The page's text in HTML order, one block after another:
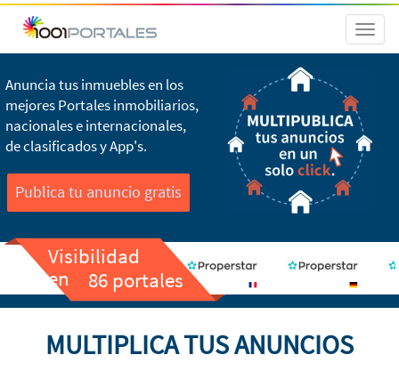
Toggle
Anuncia tus inmuebles en los
mejores Portales inmobiliarios,
nacionales e internacionales,
de clasificados y App's.
Publica tu anuncio gratis
Visibilidad
en
86 portales
MULTIPLICA TUS ANUNCIOS